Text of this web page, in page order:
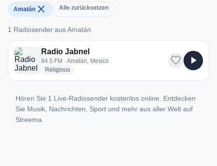
Amatán close Alle zurücksetzen
1 Radiosender aus Amatán
1 Radiosender aus Amatán
Radio Jabnel
94.5 FM · Amatán, Mexico
Religiousradio stations
favorite play_arrow
Hören Sie 1 Live-Radiosender kostenlos online. Entdecken
Sie Musik, Nachrichten, Sport und mehr aus aller Welt auf
Streema.